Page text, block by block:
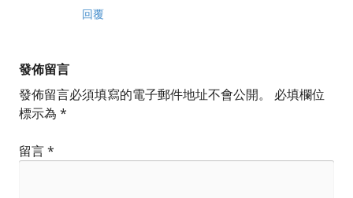
回覆
發佈留言
發佈留言必須填寫的電子郵件地址不會公開。
必填欄位
標示為 *
留言*